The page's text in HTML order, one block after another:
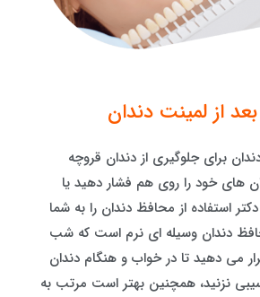
از لمینت دندان
برای جلوگیری از دندان قروچه
های خود را روی هم فشار دهید یا
استفاده از محافظ دندان را به شما
دندان وسیله‌ ای نرم است که شب
می دهید تا در خواب و هنگام دندان‌
نزنید، همچنین بهتر است مرتب به